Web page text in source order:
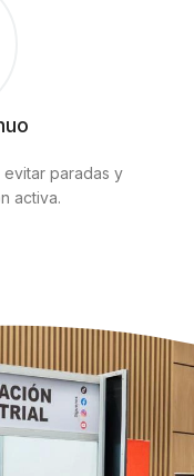
paradas y
activa.